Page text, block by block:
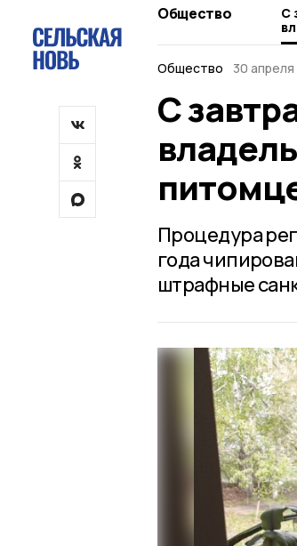
Общество
С
Общество
30
С
Процедура
года
штрафные